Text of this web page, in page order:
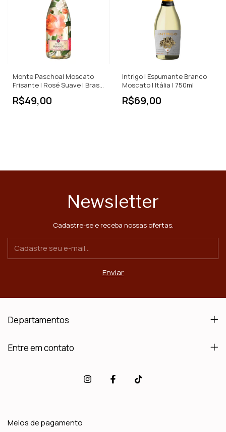
Monte Paschoal Moscato
Frisante | Rosé Suave | Brasil
R$49,00
Intrigo | Espumante Branco
Moscato | Itália | 750ml
R$69,00
Newsletter
Cadastre-se e receba nossas ofertas.
Departamentos
Entre em contato
Meios de pagamento